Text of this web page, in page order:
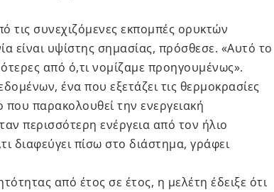
συνεχιζόμενες εκπομπές ορυκτών
είναι υψίστης σημασίας, πρόσθεσε. «Αυτό το
από ό,τι νομίζαμε προηγουμένως».
ένα που εξετάζει τις θερμοκρασίες
παρακολουθεί την ενεργειακή
περισσότερη ενέργεια από τον ήλιο
διαφεύγει πίσω στο διάστημα, γράφει
από έτος σε έτος, η μελέτη έδειξε ότι